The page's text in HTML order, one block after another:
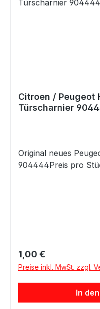
Citroen / Peugeot
Türscharnier
Original neues
904444Preis pro
Regulärer Preis:
1,00 €
Preise inkl. MwSt. zzgl.
In